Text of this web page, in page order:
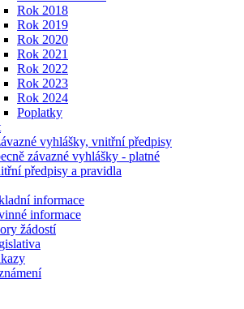
Rok 2018
Rok 2019
Rok 2020
Rok 2021
Rok 2022
Rok 2023
Rok 2024
Poplatky
vyhlášky, vnitřní předpisy
závazné vyhlášky - platné
předpisy a pravidla
informace
informace
žádostí